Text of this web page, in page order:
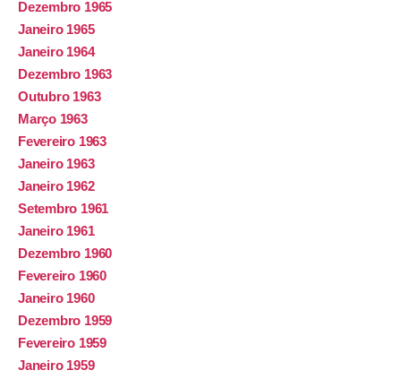
Dezembro 1965
Janeiro 1965
Janeiro 1964
Dezembro 1963
Outubro 1963
Março 1963
Fevereiro 1963
Janeiro 1963
Janeiro 1962
Setembro 1961
Janeiro 1961
Dezembro 1960
Fevereiro 1960
Janeiro 1960
Dezembro 1959
Fevereiro 1959
Janeiro 1959